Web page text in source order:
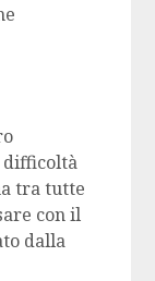
difficoltà
tra tutte
con il
dalla